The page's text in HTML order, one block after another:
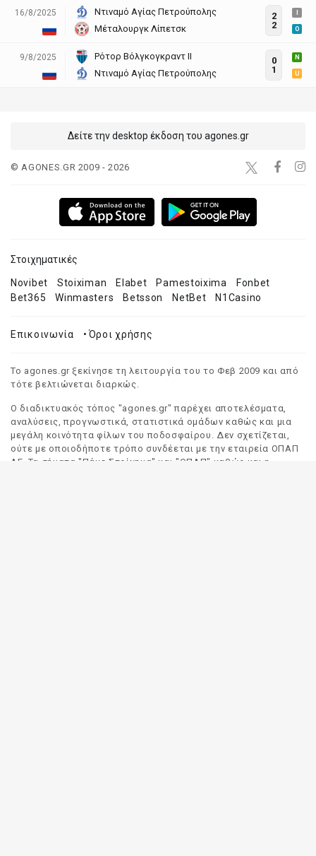
16/8/2025
Ντιναμό Αγίας Πετρούπολης
Μέταλουργκ Λίπετσκ
2
2
O
9/8/2025
Ρότορ Βόλγκογκραντ ΙΙ
Ντιναμό Αγίας Πετρούπολης
0
1
N
U
Δείτε την desktop έκδοση του agones.gr
© AGONES.GR 2009 - 2026
Στοιχηματικές
Novibet Stoiximan Elabet Pamestoixima
Fonbet
Bet365
Winmasters Betsson NetBet N1Casino
Επικοινωνία •Όροι χρήσης
Το agones.gr ξεκίνησε τη λειτουργία του το Φεβ 2009 και από
τότε βελτιώνεται διαρκώς.
Ο διαδικτυακός τόπος "agones.gr" παρέχει αποτελέσματα,
αναλύσεις, προγνωστικά, στατιστικά ομάδων καθώς και μια
μεγάλη κοινότητα φίλων του ποδοσφαίρου. Δεν σχετίζεται,
ούτε με οποιοδήποτε τρόπο συνδέεται με την εταιρεία ΟΠΑΠ
ΑΕ. Τα σήματα "Πάμε Στοίχημα" και "ΟΠΑΠ" καθώς και η